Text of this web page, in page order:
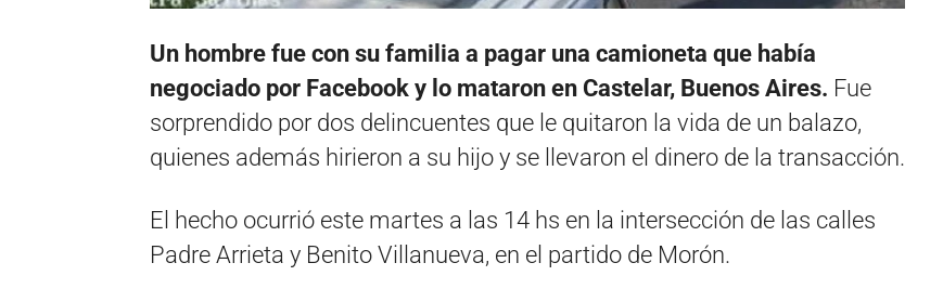
Un hombre fue con su familia a pagar una camioneta que había
negociado por Facebook y lo mataron en Castelar, Buenos Aires. Fue
sorprendido por dos delincuentes que le quitaron la vida de un balazo,
quienes además hirieron a su hijo y se llevaron el dinero de la transacción.
El hecho ocurrió este martes a las 14 hs en la intersección de las calles
Padre Arrieta y Benito Villanueva, en el partido de Morón.